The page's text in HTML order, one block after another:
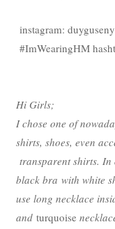
instagram:
#ImWearingHM
Hi Girls;
I chose one of
shirts, shoes, even
transparent shirts.
black bra with white
use long necklace
and turquoise